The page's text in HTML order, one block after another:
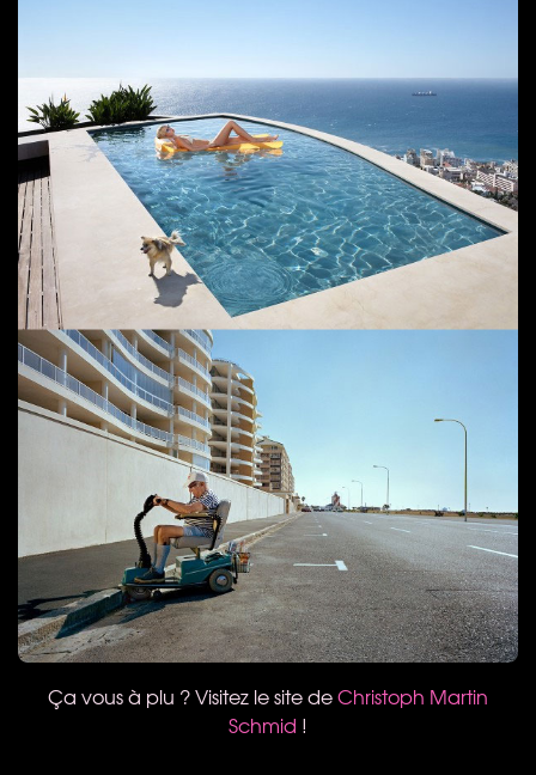
Ça vous à plu ? Visitez le site deChristoph Martin
Schmid !